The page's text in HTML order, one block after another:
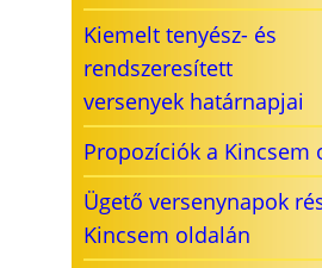
Kiemelt tenyész- és
rendszeresített
versenyek határnapjai
Propozíciók a Kincsem
Ügető versenynapok
Kincsem oldalán